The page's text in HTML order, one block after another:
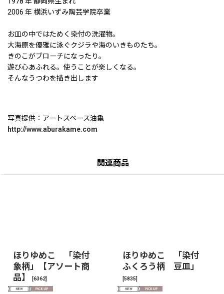
2006 年 横浜いずみ陶芸学院卒業
お皿の中ではためく染付の洗濯物。
大海原を優雅に泳ぐクジラや海のいきものたち。
きのこがブローチになったり。
遊び心あふれる。使うことが楽しくなる。
そんなうつわを描き出します
写真提供：アートスペース油亀
http://www.aburakame.com
関連商品
ほりゆめこ 「染付
象柄」【アソート商
品】
[6362]
ほりゆめこ 「染付
ふくろう柄 豆皿」
[5835]